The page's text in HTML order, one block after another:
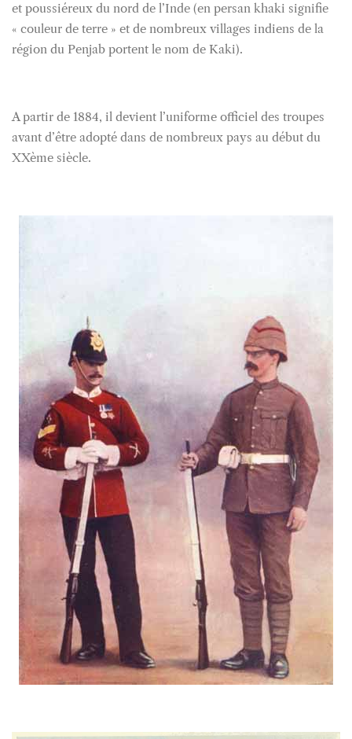
et poussiéreux du nord de l’Inde (en persan khaki signifie
« couleur de terre » et de nombreux villages indiens de la
région du Penjab portent le nom de Kaki).
A partir de 1884, il devient l’uniforme officiel des troupes
avant d’être adopté dans de nombreux pays au début du
XXème siècle.